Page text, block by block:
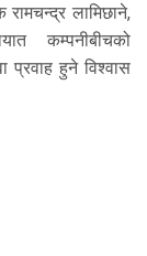
रामचन्द्र लामिछाने,
कम्पनीबीचको
प्रवाह हुने विश्वास